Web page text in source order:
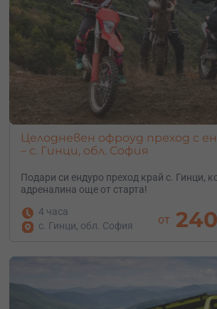
Целодневен офроуд преход с
– с. Гинци, обл. София
Подари си ендуро преход край с. Гинци,
адреналина още от старта!
4 часа
с. Гинци, обл. София
от 240